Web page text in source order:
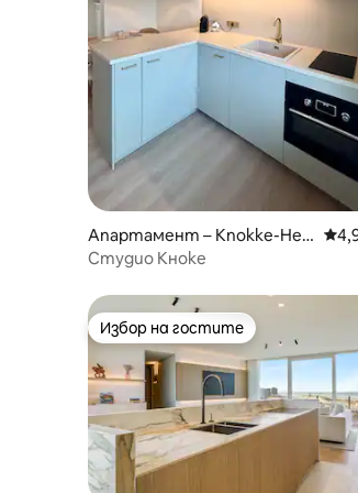
Апартамент – Knokke-Heis
t
Студио Кноке
Избор на гостите
Избор на гостите